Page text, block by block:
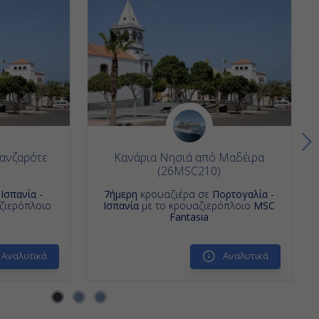
Ισπανία -
Κανάρια Νησιά από Μαδέιρα
(26MSC210)
7ήμερη κρουαζιέρα σε Πορτογαλία -
Ισπανία με το κρουαζιερόπλοιο MSC
Fantasia
Αναλυτικά